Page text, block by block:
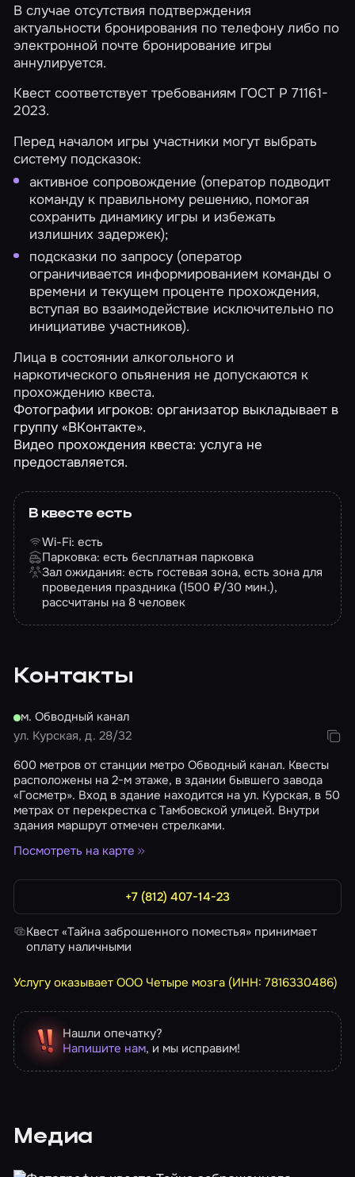
В случае отсутствия подтверждения
актуальности бронирования по телефону либо по
электронной почте бронирование игры
аннулируется.
Квест соответствует требованиям ГОСТ Р 71161-
2023.
Перед началом игры участники могут выбрать
систему подсказок:
активное сопровождение (оператор подводит
команду к правильному решению, помогая
сохранить динамику игры и избежать
излишних задержек);
подсказки по запросу (оператор
ограничивается информированием команды о
времени и текущем проценте прохождения,
вступая во взаимодействие исключительно по
инициативе участников).
Лица в состоянии алкогольного и
наркотического опьянения не допускаются к
прохождению квеста.
Фотографии игроков: организатор выкладывает в
группу «ВКонтакте».
Видео прохождения квеста: услуга не
предоставляется.
В квесте есть
Wi-Fi: есть
Парковка: есть бесплатная парковка
Зал ожидания: есть гостевая зона, есть зона для
проведения праздника (1500 ₽/30 мин.),
рассчитаны на 8 человек
Контакты
м. Обводный канал
ул. Курская, д. 28/32
600 метров от станции метро Обводный канал. Квесты
расположены на 2-м этаже, в здании бывшего завода
«Госметр». Вход в здание находится на ул. Курская, в 50
метрах от перекрестка с Тамбовской улицей. Внутри
здания маршрут отмечен стрелками.
Посмотреть на карте
+7 (812) 407-14-23
Квест «Тайна заброшенного поместья» принимает
оплату наличными
Услугу оказывает ООО Четыре мозга (ИНН: 7816330486)
Нашли опечатку?
Напишите нам, и мы исправим!
Медиа